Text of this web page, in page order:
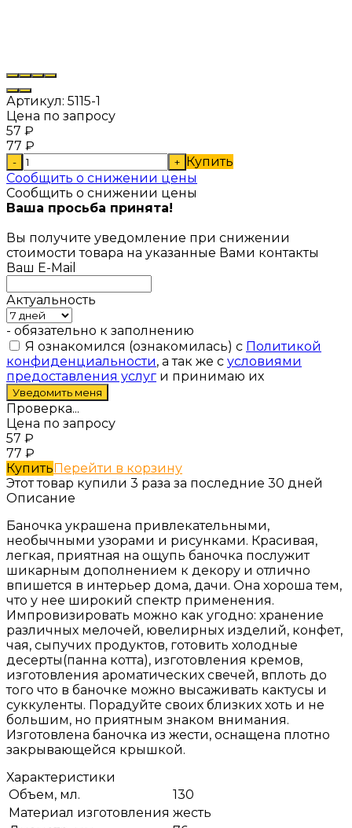
Артикул: 5115-1
Цена по запросу
57 ₽
77 ₽
- + Купить
Сообщить о снижении цены
Сообщить о снижении цены
Ваша просьба принята!
Вы получите уведомление при снижении
стоимости товара на указанные Вами контакты
Ваш E-Mail
Актуальность
- обязательно к заполнению
Я ознакомился (ознакомилась) с Политикой
конфиденциальности, а так же с условиями
предоставления услуг и принимаю их
Проверка...
Цена по запросу
57 ₽
77 ₽
КупитьПерейти в корзину
Этот товар купили 3 раза за последние 30 дней
Описание
Баночка украшена привлекательными,
необычными узорами и рисунками. Красивая,
легкая, приятная на ощупь баночка послужит
шикарным дополнением к декору и отлично
впишется в интерьер дома, дачи. Она хороша тем,
что у нее широкий спектр применения.
Импровизировать можно как угодно: хранение
различных мелочей, ювелирных изделий, конфет,
чая, сыпучих продуктов, готовить холодные
десерты(панна котта), изготовления кремов,
изготовления ароматических свечей, вплоть до
того что в баночке можно высаживать кактусы и
суккуленты. Порадуйте своих близких хоть и не
большим, но приятным знаком внимания.
Изготовлена баночка из жести, оснащена плотно
закрывающейся крышкой.
Характеристики
Объем, мл.
130
Материал изготовления жесть